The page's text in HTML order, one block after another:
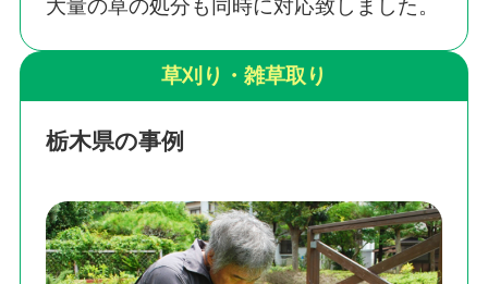
大量の草の処分も同時に対応致しました。
草刈り・雑草取り
栃木県の事例